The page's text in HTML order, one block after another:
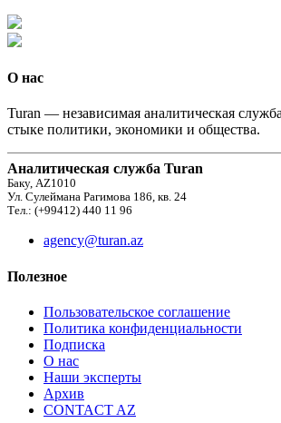
О нас
Turan — независимая аналитическая
стыке политики, экономики и общества.
Аналитическая служба Turan
Баку, AZ1010
Ул. Сулеймана Рагимова 186, кв. 24
Тел.: (+99412) 440 11 96
agency@turan.az
Полезное
Пользовательское соглашение
Политика конфиденциальности
Подписка
О нас
Наши эксперты
Архив
CONTACT AZ